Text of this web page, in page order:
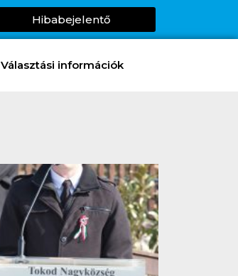
Hibabejelentő
Választási információk